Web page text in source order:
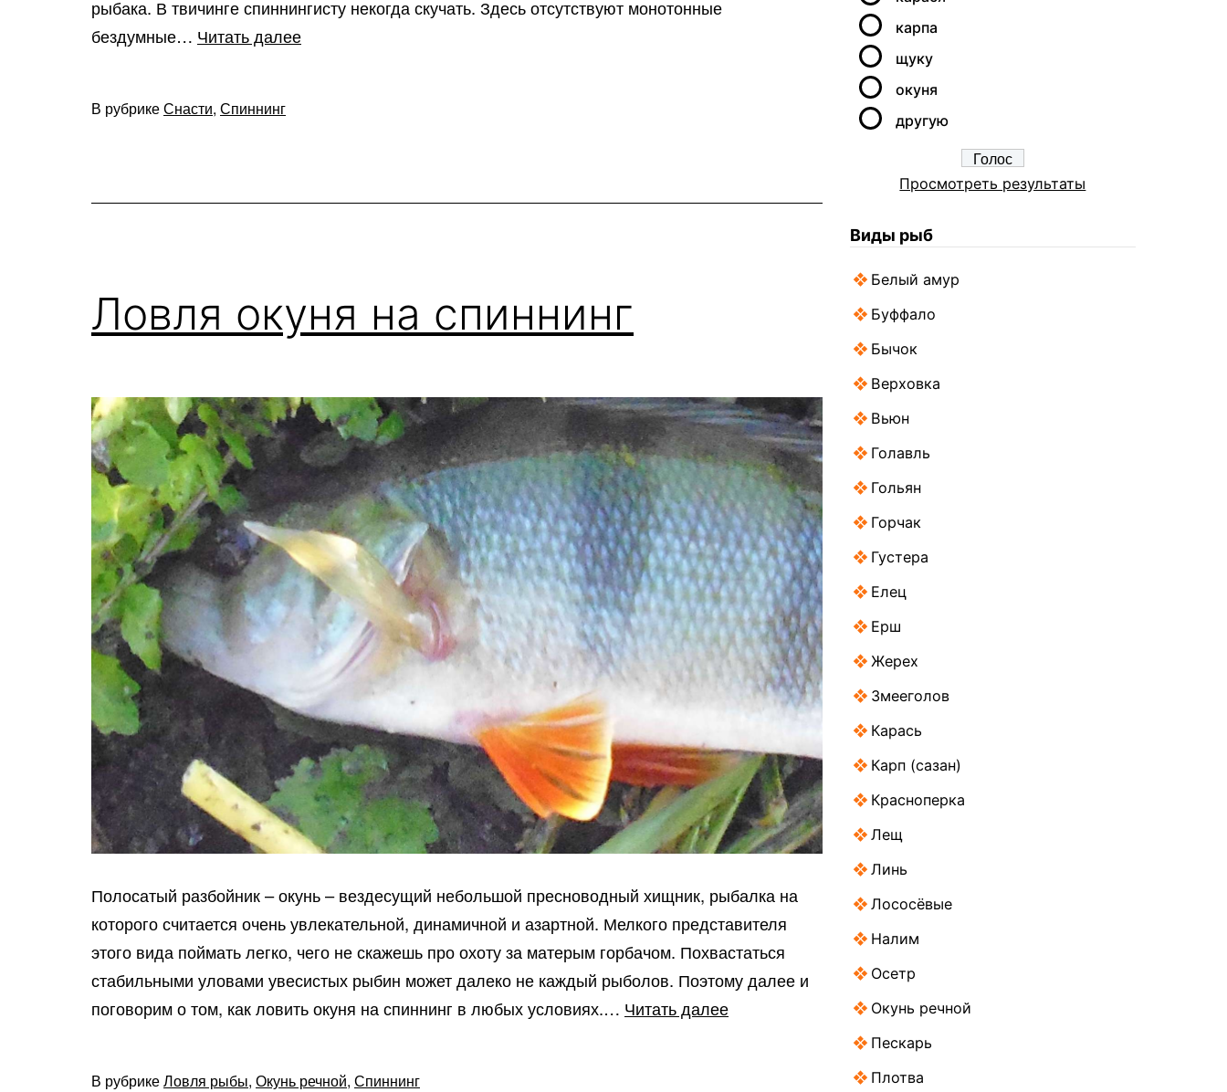
рыбака. В твичинге спиннингисту некогда скучать. Здесь отсутствуют монотонные
бездумные… Читать далееЛовля
В рубрикеСнасти, Спиннинг
Ловля окуня на спиннинг
Полосатый разбойник – окунь – вездесущий небольшой пресноводный хищник, рыбалка на
которого считается очень увлекательной, динамичной и азартной. Мелкого представителя
этого вида поймать легко, чего не скажешь про охоту за матерым горбачом. Похвастаться
стабильными уловами увесистых рыбин может далеко не каждый рыболов. Поэтому далее и
поговорим о том, как ловить окуня на спиннинг в любых условиях.… Читать далееЛовля
В рубрикеЛовля рыбы, Окунь речной, Спиннинг
карпа
щуку
окуня
другую
Просмотреть результаты
Виды рыб
Белый амур
Буффало
Бычок
Верховка
Вьюн
Голавль
Гольян
Горчак
Густера
Елец
Ерш
Жерех
Змееголов
Карась
Карп (сазан)
Красноперка
Лещ
Линь
Лососёвые
Налим
Осетр
Окунь речной
Пескарь
Плотва